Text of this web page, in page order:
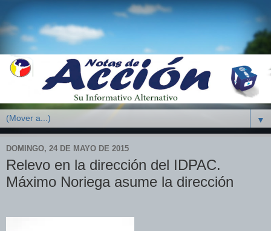
▼
DOMINGO, 24 DE MAYO DE 2015
Relevo en la dirección del IDPAC.
Máximo Noriega asume la dirección